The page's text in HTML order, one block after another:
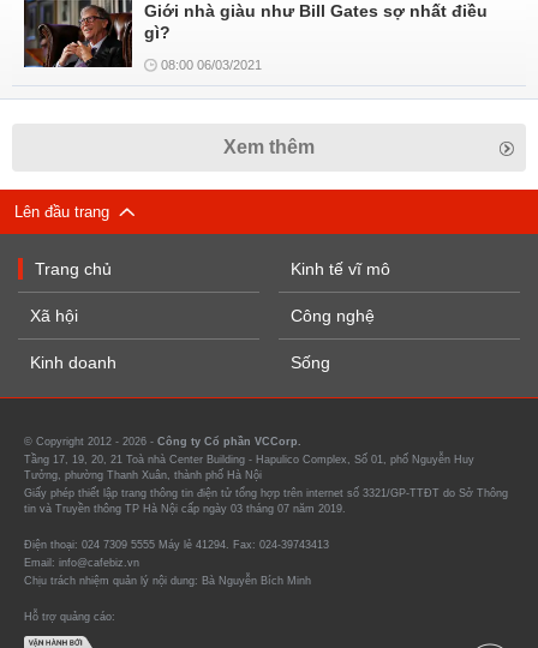
Giới nhà giàu như Bill Gates sợ nhất điều
gì?
08:00 06/03/2021
Xem thêm
Lên đầu trang
Trang chủ
Xã hội
Kinh doanh
Kinh tế vĩ mô
Công nghệ
Sống
© Copyright 2012 - 2026 - Công ty Cổ phần VCCorp.
Tầng 17, 19, 20, 21 Toà nhà Center Building - Hapulico Complex, Số 01, phố Nguyễn Huy
Tưởng, phường Thanh Xuân, thành phố Hà Nội
Giấy phép thiết lập trang thông tin điện tử tổng hợp trên internet số 3321/GP-TTĐT do Sở Thông
tin và Truyền thông TP Hà Nội cấp ngày 03 tháng 07 năm 2019.
Điện thoại: 024 7309 5555 Máy lẻ 41294. Fax: 024-39743413
Email: info@cafebiz.vn
Chịu trách nhiệm quản lý nội dung: Bà Nguyễn Bích Minh
Hỗ trợ quảng cáo: